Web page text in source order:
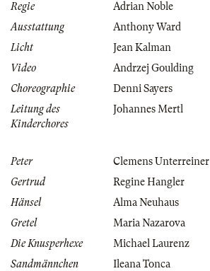
Regie
Adrian Noble
Ausstattung
Anthony Ward
Licht
Jean Kalman
Video
Andrzej Goulding
Choreographie
Denni Sayers
Leitung des
Kinderchores
Johannes Mertl
Peter
Clemens Unterreiner
Gertrud
Regine Hangler
Hänsel
Alma Neuhaus
Gretel
Maria Nazarova
Die Knusperhexe
Michael Laurenz
Sandmännchen
Ileana Tonca